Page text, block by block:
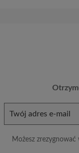
Możesz